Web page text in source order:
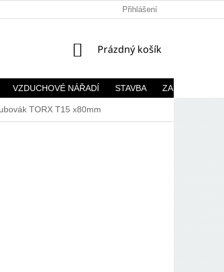
Přihlášení
NÁKUPNÍ
Prázdný košík
VZDUCHOVÉ NÁŘADÍ STAVBA ZAHRADA
TORX T15 x80mm